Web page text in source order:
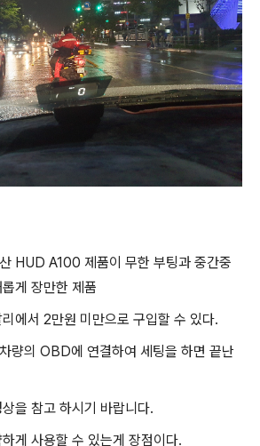
HUD A100 제품이 무한 부팅과 중간중
게 장만한 제품
에서 2만원 미만으로 구입할 수 있다.
량의 OBD에 연결하여 세팅을 하면 끝난
을 참고 하시기 바랍니다.
게 사용할 수 있는게 장점이다.